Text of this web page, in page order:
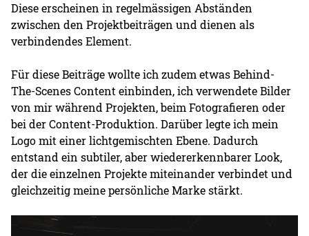
Diese erscheinen in regelmässigen Abständen
zwischen den Projektbeiträgen und dienen als
verbindendes Element.
Für diese Beiträge wollte ich zudem etwas Behind-
The-Scenes Content einbinden, ich verwendete Bilder
von mir während Projekten, beim Fotografieren oder
bei der Content-Produktion. Darüber legte ich mein
Logo mit einer lichtgemischten Ebene. Dadurch
entstand ein subtiler, aber wiedererkennbarer Look,
der die einzelnen Projekte miteinander verbindet und
gleichzeitig meine persönliche Marke stärkt.